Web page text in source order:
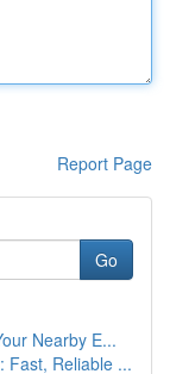
Report Page
Go
Nearby E...
Fast, Reliable ...